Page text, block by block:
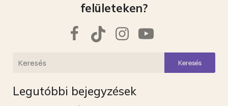
felületeken?
Keresés
Legutóbbi bejegyzések